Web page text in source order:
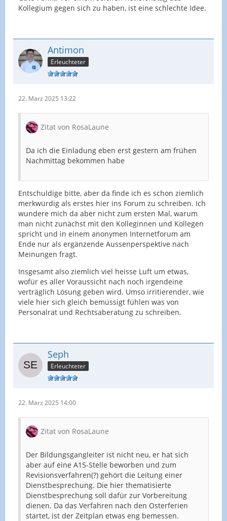
Kollegium gegen sich zu haben, ist eine schlechte Idee.
Antimon
Erleuchteter
22. März 2025 13:22
Zitat von RosaLaune
Da ich die Einladung eben erst gestern am frühen
Nachmittag bekommen habe
Entschuldige bitte, aber da finde ich es schon ziemlich
merkwürdig als erstes hier ins Forum zu schreiben. Ich
wundere mich da aber nicht zum ersten Mal, warum
man nicht zunächst mit den Kolleginnen und Kollegen
spricht und in einem anonymen Internetforum am
Ende nur als ergänzende Aussenperspektive nach
Meinungen fragt.
Insgesamt also ziemlich viel heisse Luft um etwas,
wofür es aller Voraussicht nach noch irgendeine
verträglich Lösung geben wird. Umso irritierender, wie
viele hier sich gleich bemüssigt fühlen was von
Personalrat und Rechtsaberatung zu schreiben.
Seph
Erleuchteter
22. März 2025 14:00
Zitat von RosaLaune
Der Bildungsgangleiter ist nicht neu, er hat sich
aber auf eine A15-Stelle beworben und zum
Revisionsverfahren(?) gehört die Leitung einer
Dienstbesprechung. Die hier thematisierte
Dienstbesprechung soll dafür zur Vorbereitung
dienen. Da das Verfahren nach den Osterferien
startet, ist der Zeitplan etwas eng bemessen.